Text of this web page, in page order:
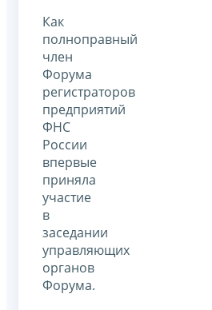
Как
полноправный
член
Форума
регистраторов
предприятий
ФНС
России
впервые
приняла
участие
в
заседании
управляющих
органов
Форума.